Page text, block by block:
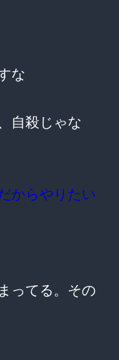
な
自殺じゃな
からやりたい
ってる。その